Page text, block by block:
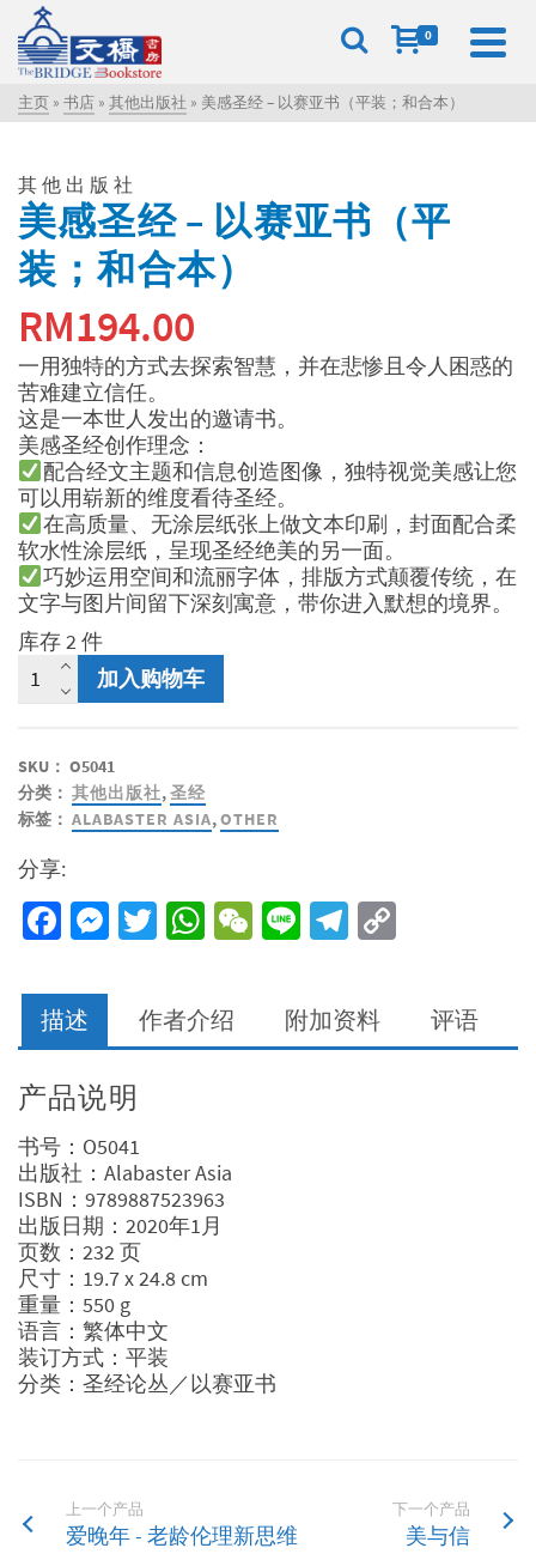
0
主页 » 书店 » 其他出版社 » 美感圣经 – 以赛亚书（平装；和合本）
其他出版社
美感圣经 – 以赛亚书（平
装；和合本）
RM194.00
一用独特的方式去探索智慧，并在悲惨且令人困惑的
苦难建立信任。
这是一本世人发出的邀请书。
美感圣经创作理念：
配合经文主题和信息创造图像，独特视觉美感让您
可以用崭新的维度看待圣经。
在高质量、无涂层纸张上做文本印刷，封面配合柔
软水性涂层纸，呈现圣经绝美的另一面。
巧妙运用空间和流丽字体，排版方式颠覆传统，在
文字与图片间留下深刻寓意，带你进入默想的境界。
库存 2 件
美
感
-
以
赛
书
（平
装；
本）
加入购物车
SKU： O5041
分类： 其他出版社,圣经
标签： ALABASTER ASIA,OTHER
分享:
Facebook
Messenger
Twitter
WhatsApp
WeChat
LineTelegram
描述 作者介绍 附加资料 评语
产品说明
书号：O5041
出版社：Alabaster Asia
ISBN：9789887523963
出版日期：2020年1月
页数：232 页
尺寸：19.7 x 24.8 cm
重量：550 g
语言：繁体中文
装订方式：平装
分类：圣经论丛／以赛亚书
上一个产品
爱晚年 - 老龄伦理新思维
下一个产品
美与信